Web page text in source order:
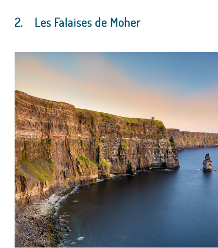
2. Les Falaises de Moher